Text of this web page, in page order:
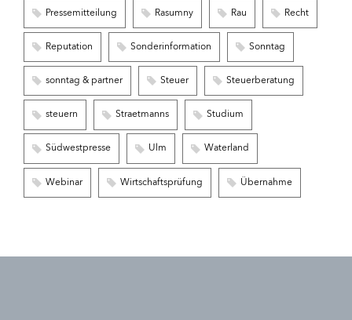
Pressemitteilung Rasumny Rau Recht
Reputation Sonderinformation Sonntag
sonntag & partner Steuer Steuerberatung
steuern Straetmanns Studium
Südwestpresse Ulm Waterland
Webinar Wirtschaftsprüfung Übernahme